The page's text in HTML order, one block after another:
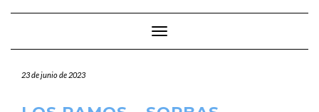
Cambiar modo de navegación
23 de junio de 2023